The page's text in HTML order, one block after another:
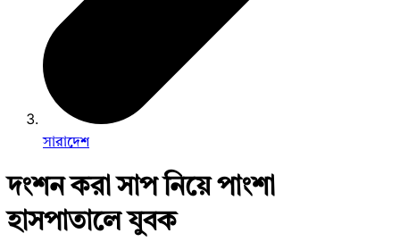
সারাদেশ
দংশন করা সাপ নিয়ে পাংশা
হাসপাতালে যুবক